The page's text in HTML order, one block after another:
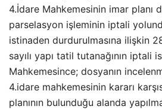
4.İdare Mahkemesinin imar planı
parselasyon işleminin iptali
istinaden durdurulmasına ilişkin
sayılı yapı tatil tutanağının iptali
Mahkemesince; dosyanın
4.idare mahkemesinin kararı
planının bulunduğu alanda